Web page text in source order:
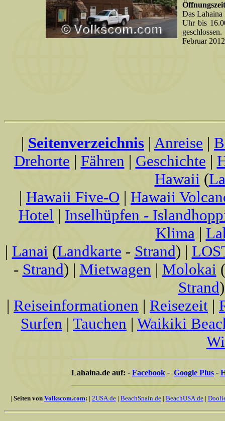
Das Lahaina
Uhr bis
Februar
| Seitenverzeichnis | Anreise |
Drehorte | Fähren | Geschichte |
Hawaii (
| Hawaii Five-O | Hawaii
Hotel | Inselhüpfen -
Klima|
| Lanai (Landkarte - Strand) |
- Strand) | Mietwagen | Molokai (
Strand
| Reiseinformationen | Reisezeit |
Surfen | Tauchen | Waikiki
Lahaina.de auf: - Facebook - Google Plus -
| Seiten von Volkscom.com: | 2USA.de| BeachSpain.de| BeachUSA.de|